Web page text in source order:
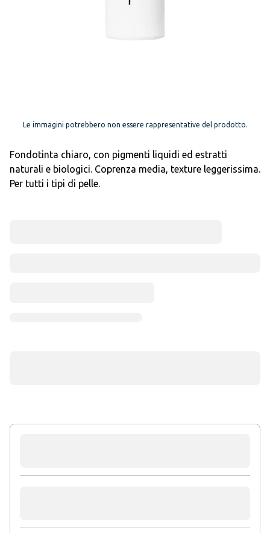
Le immagini potrebbero non essere rappresentative del prodotto.
Fondotinta chiaro, con pigmenti liquidi ed estratti
naturali e biologici. Coprenza media, texture leggerissima.
Per tutti i tipi di pelle.